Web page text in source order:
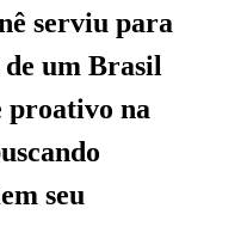
serviu para
um Brasil
proativo na
seu